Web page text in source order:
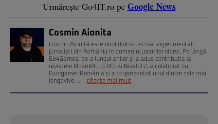
Urmărește Go4IT.ro pe Google News
Cosmin Aionita
Cosmin Aioniță este unul dintre cei mai experimentați
jurnaliști din România în domeniul jocurilor video. Pe lângă
Go4Games, de-a lungul anilor și-a adus contribuția la
revistele XtremPC, LEVEL și Nivelul 2, a colaborat cu
Eurogamer România și a co-prezentat unul dintre cele mai
longevive ...
citește mai mult